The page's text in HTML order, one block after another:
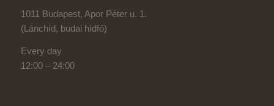
1011 Budapest, Apor Péter u. 1.
(Lánchíd, budai hídfő)
Every day
12:00 – 24:00